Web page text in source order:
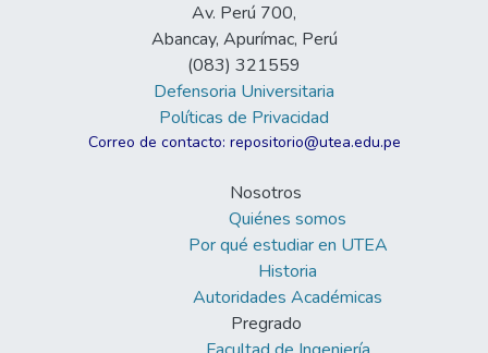
Av. Perú 700,
Abancay, Apurímac, Perú
(083) 321559
Defensoria Universitaria
Políticas de Privacidad
Correo de contacto: repositorio@utea.edu.pe
Nosotros
Quiénes somos
Por qué estudiar en UTEA
Historia
Autoridades Académicas
Pregrado